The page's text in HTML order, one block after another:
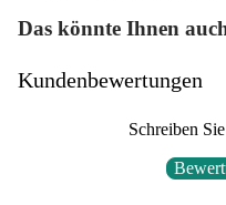
Das könnte Ihnen
Kundenbewertungen
Schreiben